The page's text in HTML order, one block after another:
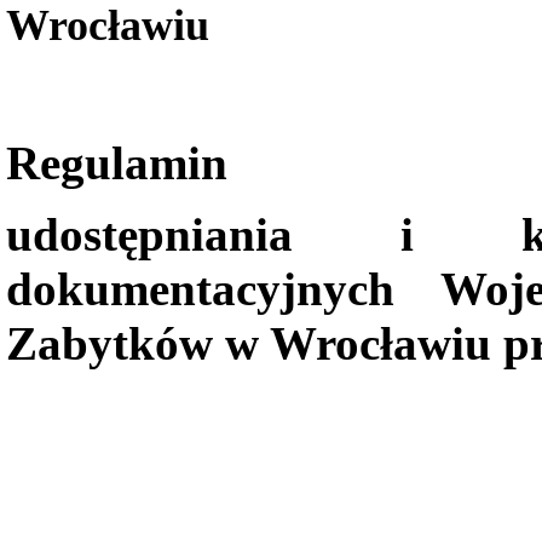
Wrocławiu
Regulamin
udostępniania i
dokumentacyjnych
Zabytków w Wrocławiu